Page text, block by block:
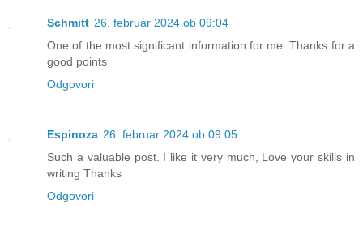
Schmitt 26. februar 2024 ob 09:04
One of the most significant information for me. Thanks for a
good points
Odgovori
Espinoza 26. februar 2024 ob 09:05
Such a valuable post. I like it very much, Love your skills in
writing Thanks
Odgovori